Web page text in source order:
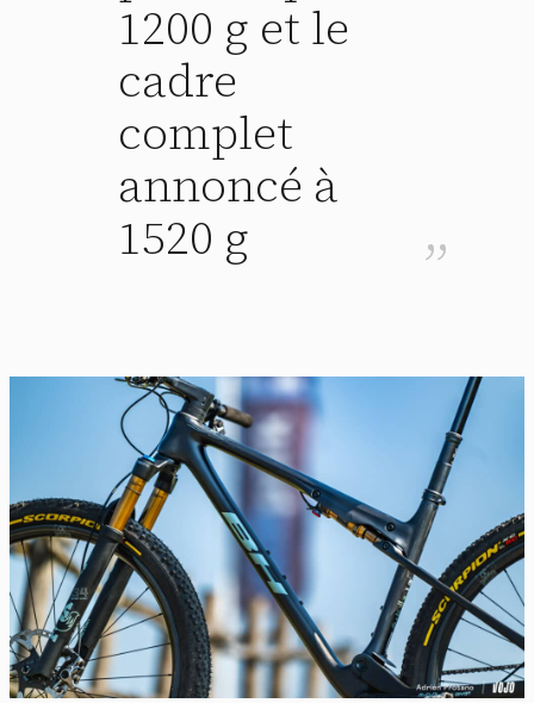
1200 g et le
cadre
complet
annoncé à
1520 g